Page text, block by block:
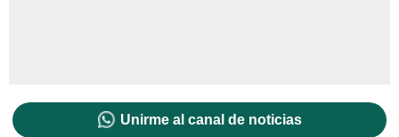
Unirme al canal de noticias